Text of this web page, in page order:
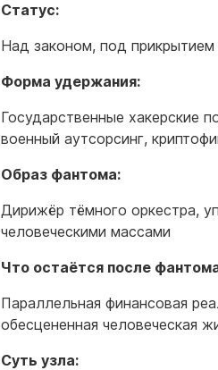
Статус:
Над законом, под
Форма удержания:
Государственные хакерские
военный аутсорсинг,
Образ фантома:
Дирижёр тёмного оркестра,
человеческими массами
Что остаётся после
Параллельная финансовая
обесцененная человеческая
Суть узла: